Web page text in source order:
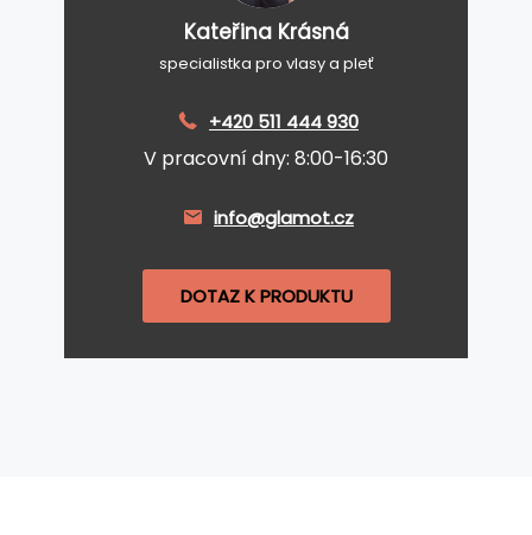
Kateřina Krásná
specialistka pro vlasy a pleť
+420 511 444 930
V pracovní dny: 8:00-16:30
info@glamot.cz
DOTAZ K PRODUKTU